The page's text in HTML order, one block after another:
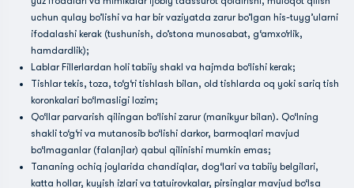
uchun qulay bo’lishi va har bir vaziyatda zarur bo’lgan his-tuyg’ularni
ifodalashi kerak (tushunish, do’stona munosabat, g‘amxo‘rlik,
hamdardlik);
Lablar Fillerlardan holi tabiiy shakl va hajmda bo‘lishi kerak;
Tishlar tekis, toza, to‘g‘ri tishlash bilan, old tishlarda oq yoki sariq tish
koronkalari bo‘lmasligi lozim;
Qo‘llar parvarish qilingan bo‘lishi zarur (manikyur bilan). Qo‘lning
shakli to‘g‘ri va mutanosib bo‘lishi darkor, barmoqlari mavjud
bo‘lmaganlar (falanjlar) qabul qilinishi mumkin emas;
Tananing ochiq joylarida chandiqlar, dog‘lari va tabiiy belgilari,
katta hollar, kuyish izlari va tatuirovkalar, pirsinglar mavjud bo‘lsa